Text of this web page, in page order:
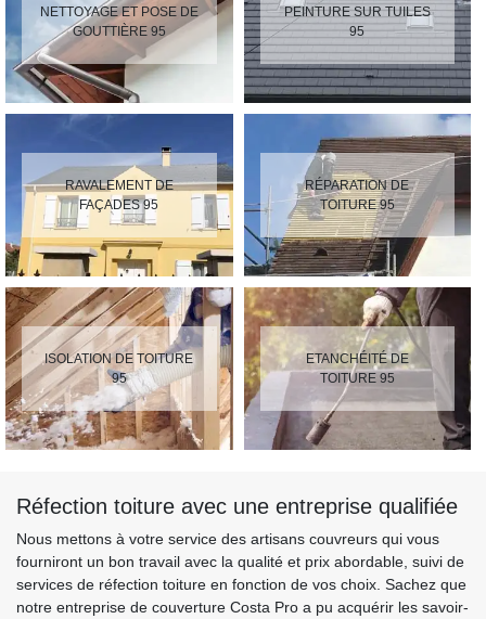
NETTOYAGE ET POSE DE
GOUTTIÈRE 95
PEINTURE SUR TUILES
95
RAVALEMENT DE
FAÇADES 95
RÉPARATION DE
TOITURE 95
ISOLATION DE TOITURE
95
ETANCHÉITÉ DE
TOITURE 95
Réfection toiture avec une entreprise qualifiée
Nous mettons à votre service des artisans couvreurs qui vous
fourniront un bon travail avec la qualité et prix abordable, suivi de
services de réfection toiture en fonction de vos choix. Sachez que
notre entreprise de couverture Costa Pro a pu acquérir les savoir-